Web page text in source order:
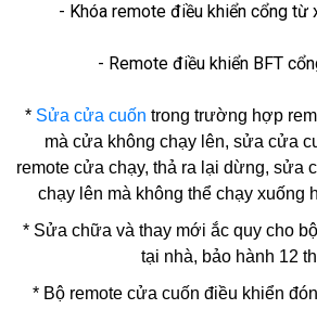
- Khóa remote điều khiển cổng từ
- Remote điều khiển BFT
* Sửa cửa cuốn trong trường hợp
mà cửa không chạy lên, sửa cửa
remote cửa chạy, thả ra lại dừng, sửa
chạy lên mà không thể chạy xuống
* Sửa chữa và thay mới ắc quy cho
tại nhà, bảo hành 12
* Bộ remote cửa cuốn điều khiển